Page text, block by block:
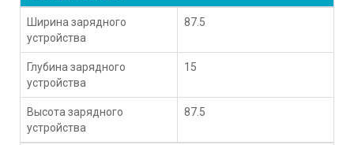
Ширина зарядного
устройства
87.5
Глубина зарядного
устройства
15
Высота зарядного
устройства
87.5